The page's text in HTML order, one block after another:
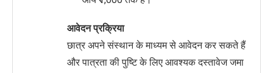
आवेदन प्रक्रिया
छात्र अपने संस्थान के माध्यम से आवेदन कर सकते हैं
और पात्रता की पुष्टि के लिए आवश्यक दस्तावेज जमा